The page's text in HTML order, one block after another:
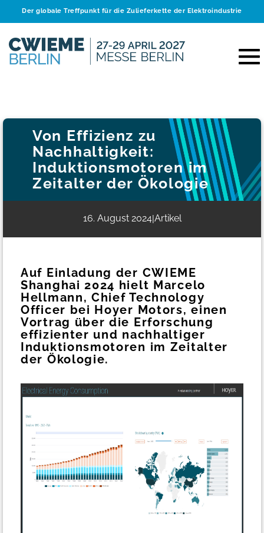
Der globale Treffpunkt für die Zulieferkette der Elektroindustrie
Von Effizienz zu
Nachhaltigkeit:
Induktionsmotoren im
Zeitalter der Ökologie
16. August 2024|Artikel
Auf Einladung der CWIEME
Shanghai 2024 hielt Marcelo
Hellmann, Chief Technology
Officer bei Hoyer Motors, einen
Vortrag über die Erforschung
effizienter und nachhaltiger
Induktionsmotoren im Zeitalter
der Ökologie.